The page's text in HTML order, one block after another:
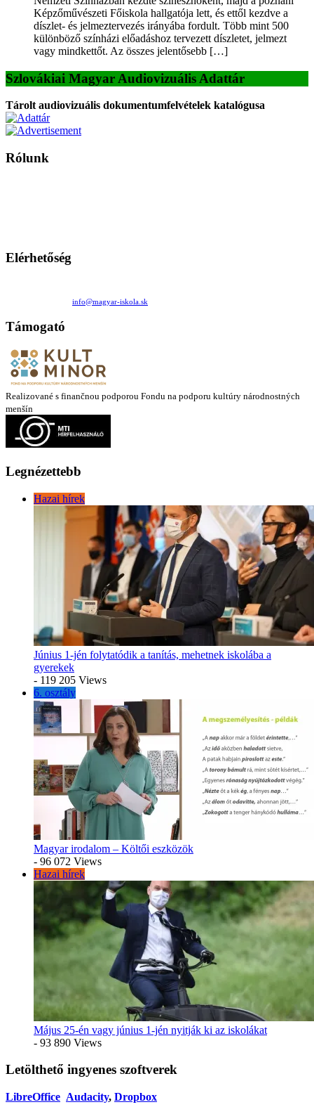
Képzőművészeti Főiskola hallgatója lett, és ettől kezdve a
díszlet- és jelmeztervezés irányába fordult. Több mint 500
különböző színházi előadáshoz tervezett díszletet, jelmezt
vagy mindkettőt. Az összes jelentősebb […]
Szlovákiai Magyar Audiovizuális Adattár
Tárolt audiovizuális dokumentumfelvételek katalógusa
Rólunk
Elérhetőség
info@magyar-iskola.sk
Támogató
Realizované s finančnou podporou Fondu na podporu kultúry národnostných
menšín
Legnézettebb
Hazai hírek
Június 1-jén folytatódik a tanítás, mehetnek iskolába a
gyerekek
- 119 205 Views
6. osztály
Magyar irodalom – Költői eszközök
- 96 072 Views
Hazai hírek
Május 25-én vagy június 1-jén nyitják ki az iskolákat
- 93 890 Views
Letölthető ingyenes szoftverek
LibreOffice Audacity, Dropbox